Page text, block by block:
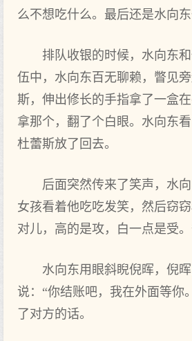
么不想吃什么。最后还是水向东
排队收银的时候，水向东
伍中，水向东百无聊赖，瞥见
斯，伸出修长的手指拿了一盒
拿那个，翻了个白眼。水向东
杜蕾斯放了回去。
后面突然传来了笑声，水
女孩看着他吃吃发笑，然后窃
对儿，高的是攻，白一点是受。
水向东用眼斜睨倪晖，倪
说：“你结账吧，我在外面等你
了对方的话。